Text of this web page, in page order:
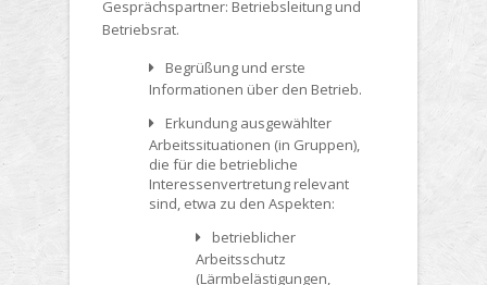
Gesprächspartner: Betriebsleitung und
Betriebsrat.
Begrüßung und erste
Informationen über den Betrieb.
Erkundung ausgewählter
Arbeitssituationen (in Gruppen),
die für die betriebliche
Interessenvertretung relevant
sind, etwa zu den Aspekten:
betrieblicher
Arbeitsschutz
(Lärmbelästigungen,